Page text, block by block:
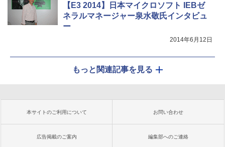
【E3 2014】日本マイクロソフト IEBゼ
ネラルマネージャー泉水敬氏インタビュ
ー
2014年6月12日
もっと関連記事を見る
本サイトのご利用について お問い合わせ
広告掲載のご案内 編集部へのご連絡